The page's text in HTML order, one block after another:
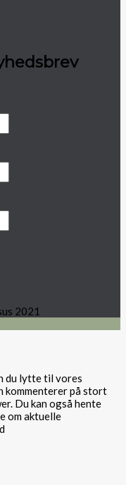
2021
du lytte til vores
kommenterer på stort
Du kan også hente
om aktuelle